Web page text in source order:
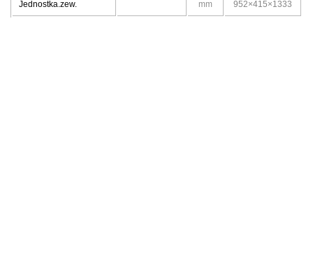
Jednostka.zew. mm 952×415×1333